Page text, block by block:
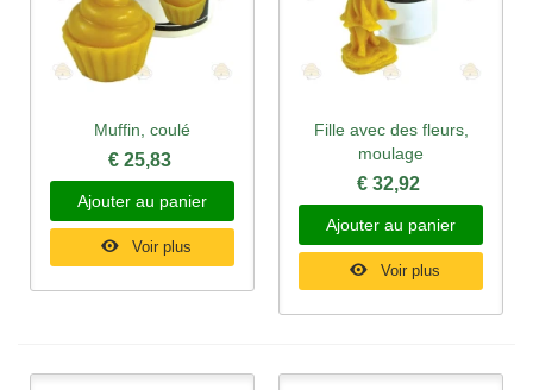
Muffin, coulé
€ 25,83
Ajouter au panier
Voir plus
Fille avec des fleurs,
moulage
€ 32,92
Ajouter au panier
Voir plus